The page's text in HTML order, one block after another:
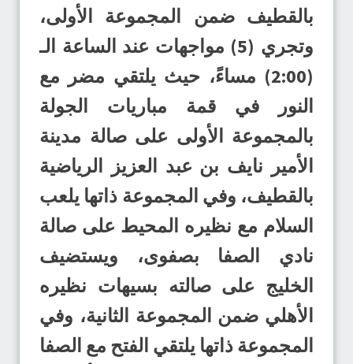
بالقطيف ضمن المجموعة الأولى،
وتجري (5) مواجهات عند الساعة الـ
(2:00) مساءً، حيث يلتقي مضر مع
النور في قمة مباريات الجولة
بالمجموعة الأولى على صالة مدينة
الأمير نايف بن عبد العزيز الرياضية
بالقطيف، وفي المجموعة ذاتها يلعب
السلام مع نظيره المحيط على صالة
نادي الصفا بصفوى، ويستضيف
الخليج على صالته بسيهات نظيره
الأهلي ضمن المجموعة الثانية، وفي
المجموعة ذاتها يلتقي الفتح مع الصفا